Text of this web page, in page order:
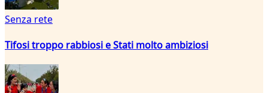
Senza rete
Tifosi troppo rabbiosi e Stati molto ambiziosi